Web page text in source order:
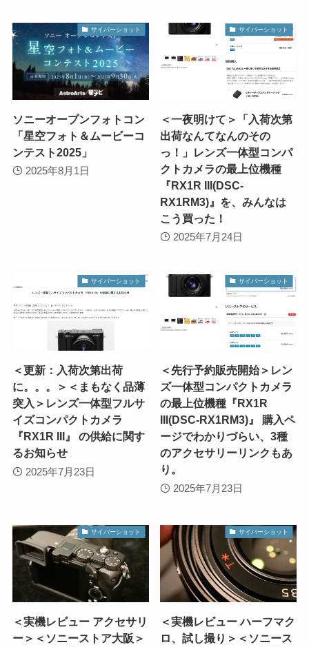
サイバーショット
ソニーオープンフォトコン
「星空フォト＆ムービーコ
ンテスト2025」
2025年8月1日
サイバーショット
＜一夜明けて＞「入荷次第
出荷なんてなんのその
っ！」レンズ一体型コンパ
クトカメラの最上位機種
『RX1R III(DSC-
RX1RM3)』を、みんなは
こう買った！
2025年7月24日
サイバーショット
＜更新：入荷次第出荷
に。。。＞＜まもなく品薄
突入＞レンズ一体型フルサ
イズコンパクトカメラ
『RX1R III』 の供給に関す
るお知らせ
2025年7月23日
サイバーショット
＜先行予約販売開始＞レン
ズ一体型コンパクトカメラ
の最上位機種『RX1R
III(DSC-RX1RM3)』 購入ペ
ージでわかりづらい、3種
のアクセサリーリンクもあ
り。
2025年7月23日
サイバーショット
＜実機レビュー アクセサリ
ー＞＜ソニーストア大阪＞
サイバーショット
＜実機レビュー ハーフマク
ロ、試し撮り＞＜ソニース